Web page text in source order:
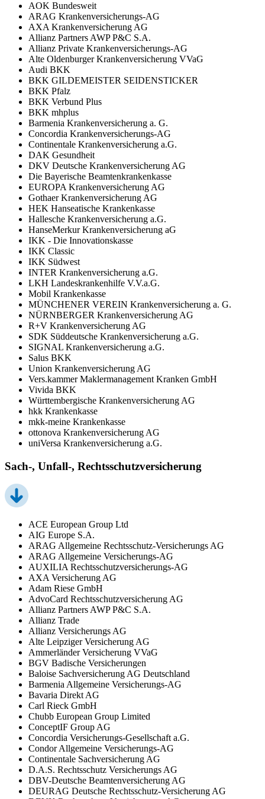
AOK Bundesweit
ARAG Krankenversicherungs-AG
AXA Krankenversicherung AG
Allianz Partners AWP P&C S.A.
Allianz Private Krankenversicherungs-AG
Alte Oldenburger Krankenversicherung VVaG
Audi BKK
BKK GILDEMEISTER SEIDENSTICKER
BKK Pfalz
BKK Verbund Plus
BKK mhplus
Barmenia Krankenversicherung a. G.
Concordia Krankenversicherungs-AG
Continentale Krankenversicherung a.G.
DAK Gesundheit
DKV Deutsche Krankenversicherung AG
Die Bayerische Beamtenkrankenkasse
EUROPA Krankenversicherung AG
Gothaer Krankenversicherung AG
HEK Hanseatische Krankenkasse
Hallesche Krankenversicherung a.G.
HanseMerkur Krankenversicherung aG
IKK - Die Innovationskasse
IKK Classic
IKK Südwest
INTER Krankenversicherung a.G.
LKH Landeskrankenhilfe V.V.a.G.
Mobil Krankenkasse
MÜNCHENER VEREIN Krankenversicherung a. G.
NÜRNBERGER Krankenversicherung AG
R+V Krankenversicherung AG
SDK Süddeutsche Krankenversicherung a.G.
SIGNAL Krankenversicherung a.G.
Salus BKK
Union Krankenversicherung AG
Vers.kammer Maklermanagement Kranken GmbH
Vivida BKK
Württembergische Krankenversicherung AG
hkk Krankenkasse
mkk-meine Krankenkasse
ottonova Krankenversicherung AG
uniVersa Krankenversicherung a.G.
Sach-, Unfall-, Rechtsschutzversicherung
ACE European Group Ltd
AIG Europe S.A.
ARAG Allgemeine Rechtsschutz-Versicherungs AG
ARAG Allgemeine Versicherungs-AG
AUXILIA Rechtsschutzversicherungs-AG
AXA Versicherung AG
Adam Riese GmbH
AdvoCard Rechtsschutzversicherung AG
Allianz Partners AWP P&C S.A.
Allianz Trade
Allianz Versicherungs AG
Alte Leipziger Versicherung AG
Ammerländer Versicherung VVaG
BGV Badische Versicherungen
Baloise Sachversicherung AG Deutschland
Barmenia Allgemeine Versicherungs-AG
Bavaria Direkt AG
Carl Rieck GmbH
Chubb European Group Limited
ConceptIF Group AG
Concordia Versicherungs-Gesellschaft a.G.
Condor Allgemeine Versicherungs-AG
Continentale Sachversicherung AG
D.A.S. Rechtsschutz Versicherungs AG
DBV-Deutsche Beamtenversicherung AG
DEURAG Deutsche Rechtsschutz-Versicherung AG